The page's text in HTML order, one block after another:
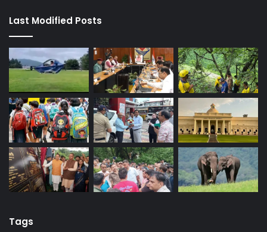
Last Modified Posts
Tags